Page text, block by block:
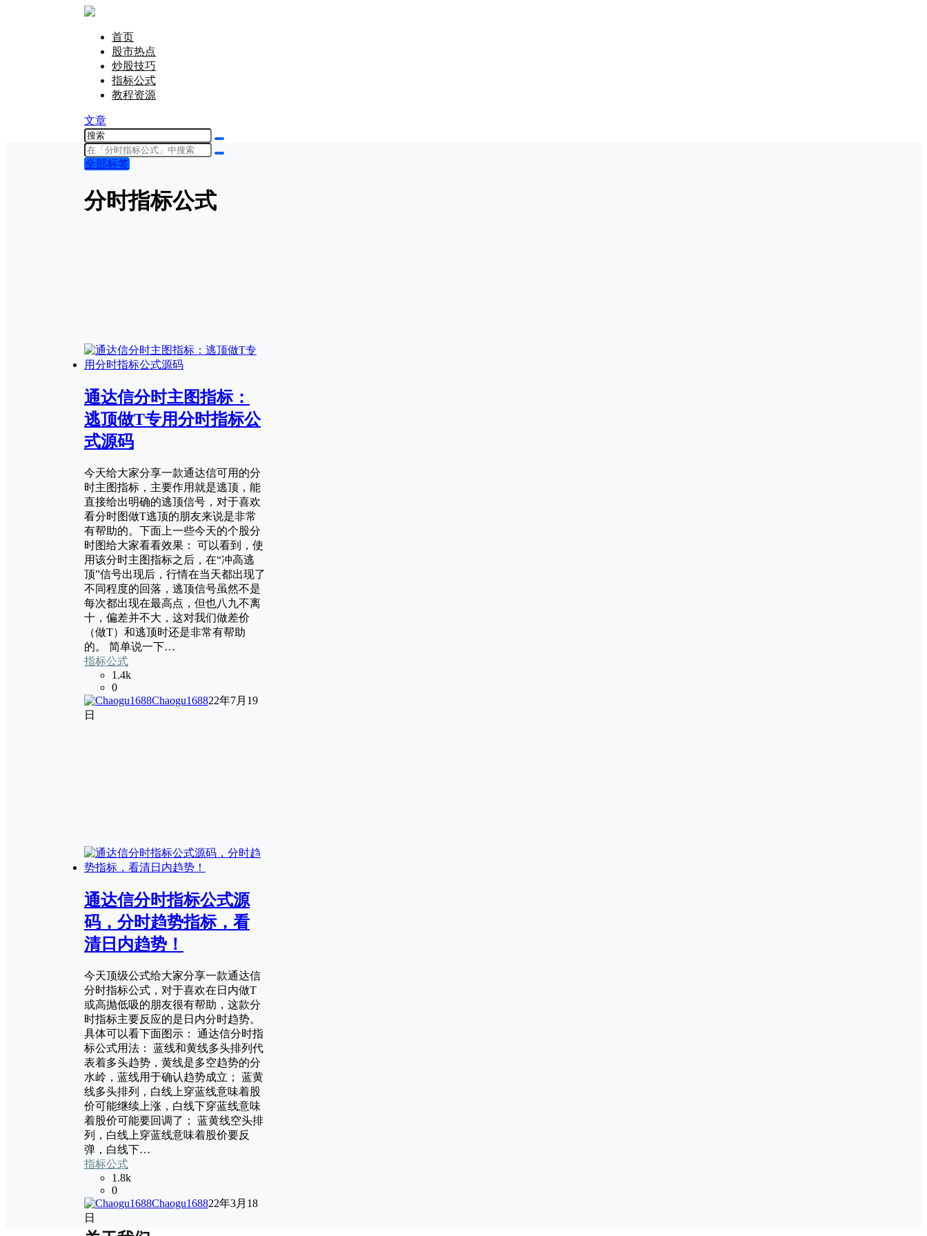
首页
股市热点
炒股技巧
指标公式
教程资源
文章
全部标签
分时指标公式
通达信分时主图指标：
逃顶做T专用分时指标公
式源码
今天给大家分享一款通达信可用的分
时主图指标，主要作用就是逃顶，能
直接给出明确的逃顶信号，对于喜欢
看分时图做T逃顶的朋友来说是非常
有帮助的。下面上一些今天的个股分
时图给大家看看效果： 可以看到，使
用该分时主图指标之后，在“冲高逃
顶”信号出现后，行情在当天都出现了
不同程度的回落，逃顶信号虽然不是
每次都出现在最高点，但也八九不离
十，偏差并不大，这对我们做差价
（做T）和逃顶时还是非常有帮助
的。 简单说一下…
指标公式
1.4k
0
Chaogu168822年7月19
日
通达信分时指标公式源
码，分时趋势指标，看
清日内趋势！
今天顶级公式给大家分享一款通达信
分时指标公式，对于喜欢在日内做T
或高抛低吸的朋友很有帮助，这款分
时指标主要反应的是日内分时趋势。
具体可以看下面图示： 通达信分时指
标公式用法： 蓝线和黄线多头排列代
表着多头趋势，黄线是多空趋势的分
水岭，蓝线用于确认趋势成立； 蓝黄
线多头排列，白线上穿蓝线意味着股
价可能继续上涨，白线下穿蓝线意味
着股价可能要回调了； 蓝黄线空头排
列，白线上穿蓝线意味着股价要反
弹，白线下…
指标公式
1.8k
0
Chaogu168822年3月18
日